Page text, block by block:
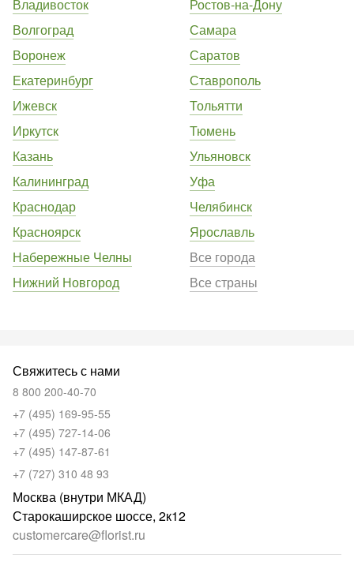
Владивосток
Волгоград
Воронеж
Екатеринбург
Ижевск
Иркутск
Казань
Калининград
Краснодар
Красноярск
Набережные Челны
Нижний Новгород
Ростов-на-Дону
Самара
Саратов
Ставрополь
Тольятти
Тюмень
Ульяновск
Уфа
Челябинск
Ярославль
Все города
Все страны
Свяжитесь с нами
8 800 200-40-70
+7 (495) 169-95-55
+7 (495) 727-14-06
+7 (495) 147-87-61
+7 (727) 310 48 93
Москва (внутри МКАД)
Старокаширское шоссе, 2к12
customercare@florist.ru